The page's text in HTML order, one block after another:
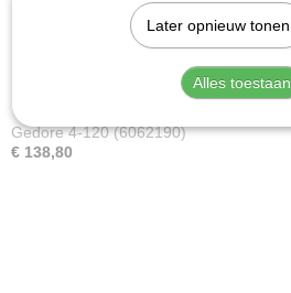
Gedore 4-120 (6062190)
€ 138,80
Later opnieuw tonen
Alles toestaan